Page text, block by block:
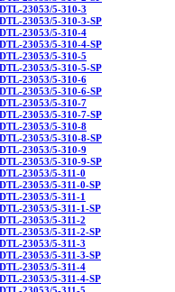
23053/5-310-3
23053/5-310-3-SP
23053/5-310-4
23053/5-310-4-SP
23053/5-310-5
23053/5-310-5-SP
23053/5-310-6
23053/5-310-6-SP
23053/5-310-7
23053/5-310-7-SP
23053/5-310-8
23053/5-310-8-SP
23053/5-310-9
23053/5-310-9-SP
23053/5-311-0
23053/5-311-0-SP
23053/5-311-1
23053/5-311-1-SP
23053/5-311-2
23053/5-311-2-SP
23053/5-311-3
23053/5-311-3-SP
23053/5-311-4
23053/5-311-4-SP